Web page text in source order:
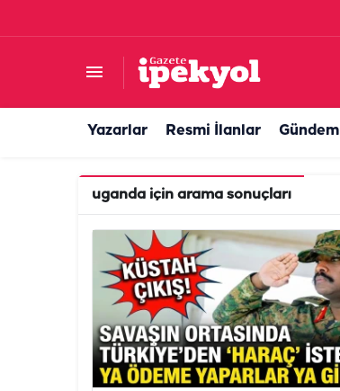
Yazarlar Resmi İlanlar Gündem
uganda için arama sonuçları